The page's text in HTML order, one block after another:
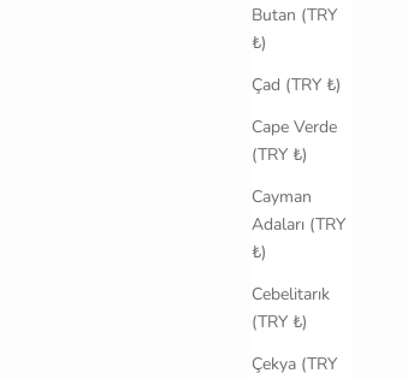
Butan (TRY
₺)
Çad (TRY ₺)
Cape Verde
(TRY ₺)
Cayman
Adaları (TRY
₺)
Cebelitarık
(TRY ₺)
Çekya (TRY